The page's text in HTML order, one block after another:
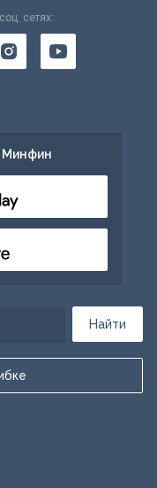
Найти
сетях:
Минфин